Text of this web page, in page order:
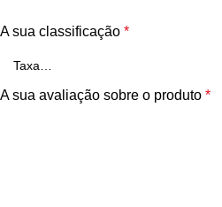
A sua classificação *
A sua avaliação sobre o produto *